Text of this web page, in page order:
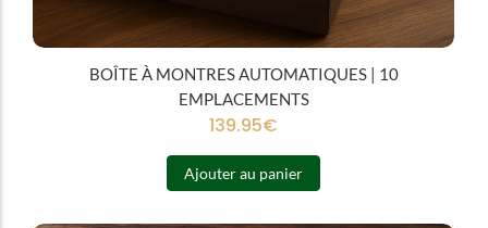
BOÎTE À MONTRES AUTOMATIQUES | 10
EMPLACEMENTS
139.95€
Ajouter au panier